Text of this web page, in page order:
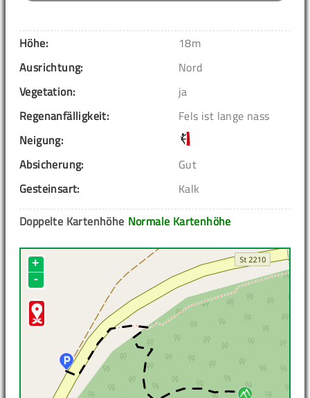
Höhe:
18m
Ausrichtung:
Nord
Vegetation:
ja
Regenanfälligkeit:
Fels ist lange nass
Neigung:
Absicherung:
Gut
Gesteinsart:
Kalk
Normale Kartenhöhe
Doppelte Kartenhöhe
+
-